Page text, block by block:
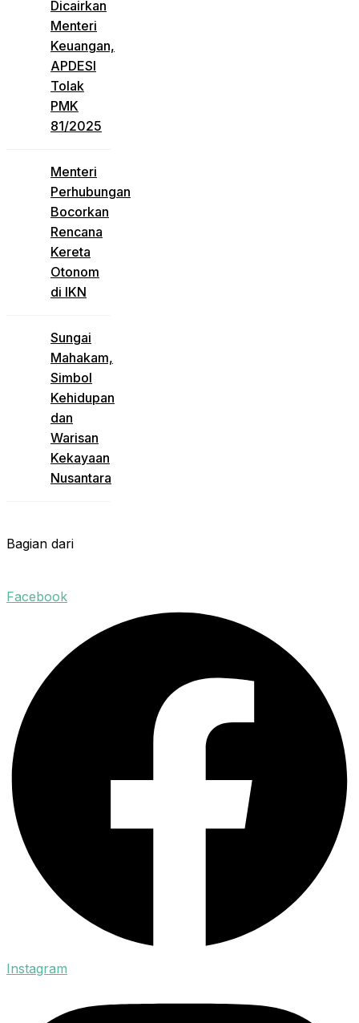
Dicairkan
Menteri
Keuangan,
APDESI
Tolak
PMK
81/2025
Menteri
Perhubungan
Bocorkan
Rencana
Kereta
Otonom
di IKN
Sungai
Mahakam,
Simbol
Kehidupan
dan
Warisan
Kekayaan
Nusantara
Bagian dari
Facebook
Instagram